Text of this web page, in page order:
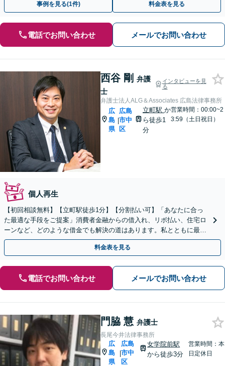
事例を見る(1件) 料金表を見る
電話でお問い合わせ メールでお問い合わせ
西谷 剛 弁護
士
インタビューを見
る
弁護士法人ALG＆Associates 広島法律事務所
広
島
県
|
広島
市中
区
立町駅か
ら徒歩1
分
営業時間：00:00~2
3:59（土日祝日）
個人再生
【初回相談無料】【立町駅徒歩1分】【分割払い可】「あなたに合っ
た最適な手段をご提案」消費者金融からの借入れ、リボ払い、住宅ロ
ーンなど、どのような借金でも解決の道はあります。私とともに最善
の解決を図りましょう【安心の完全個室対応／秘密厳守】
料金表を見る
電話でお問い合わせ メールでお問い合わせ
門脇 慧 弁護士
長尾今井法律事務所
広
島
県
|
広島
市中
区
女学院前駅
から徒歩3分
営業時間：本
日定休日